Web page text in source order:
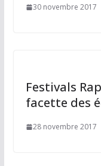
30 novembre 2017
Festivals
facette des
28 novembre 2017